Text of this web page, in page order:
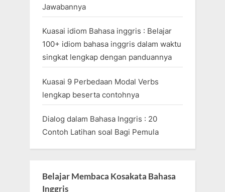
Jawabannya
Kuasai idiom Bahasa inggris : Belajar
100+ idiom bahasa inggris dalam waktu
singkat lengkap dengan panduannya
Kuasai 9 Perbedaan Modal Verbs
lengkap beserta contohnya
Dialog dalam Bahasa Inggris : 20
Contoh Latihan soal Bagi Pemula
Belajar Membaca Kosakata Bahasa
Inggris